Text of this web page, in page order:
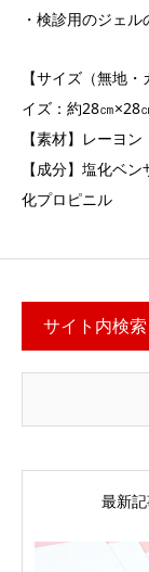
・検診用のジェ
【サイズ（無地
イズ：約28㎝×28
【素材】レーヨン
【成分】塩化ベ
化プロピニル
サイト内検索
最新